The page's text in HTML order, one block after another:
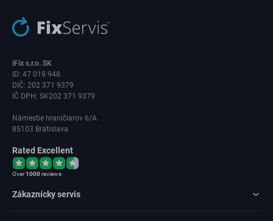
iFix s.r.o. SK
ID: 47 019 948
DIČ: 202 371 9379
IČ DPH: SK202 371 9379
Námestie hraničiarov 6/A
85103 Bratislava
Rated Excellent
Over1000reviews
Zákaznícky servis